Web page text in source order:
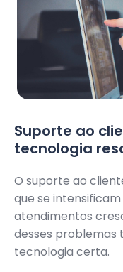
Suporte ao
tecnologia
O suporte ao
que se
atendimentos
desses problemas
tecnologia certa.